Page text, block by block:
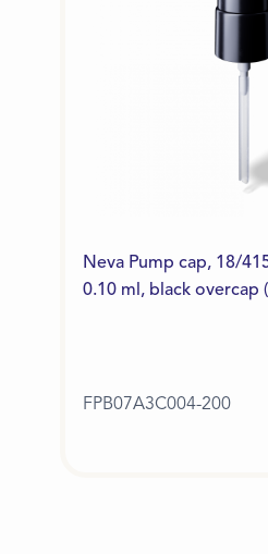
Neva Pump cap, 18/
0.10 ml, black overcap
FPB07A3C004-200